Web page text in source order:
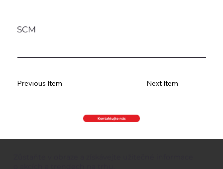
SCM
Kontaktujte nás
Previous Item Next Item